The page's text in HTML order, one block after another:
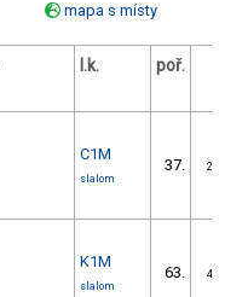
mapa s místy
l.k. poř.
C1M
slalom
37. 27/ZS
K1M
slalom
63. 46/ZS